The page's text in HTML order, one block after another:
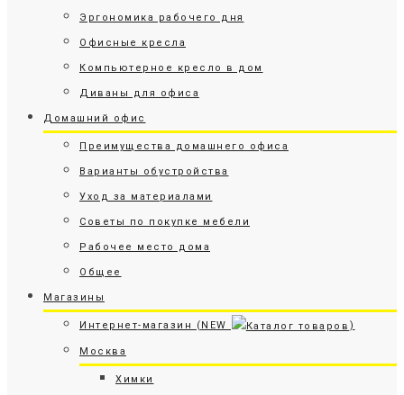
Эргономика рабочего дня
Офисные кресла
Компьютерное кресло в дом
Диваны для офиса
Домашний офис
Преимущества домашнего офиса
Варианты обустройства
Уход за материалами
Советы по покупке мебели
Рабочее место дома
Общее
Магазины
Интернет-магазин (NEW )
Москва
Химки